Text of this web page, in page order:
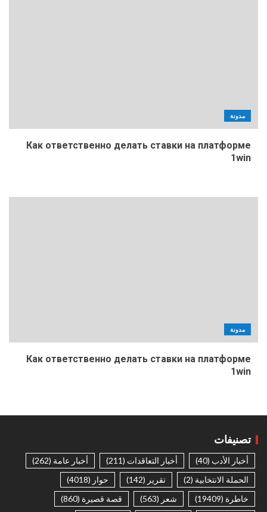
مدونة
Как ответственно делать ставки на платформе
1win
مدونة
Как ответственно делать ставки на платформе
1win
تصنيفات
أخبار الأدب (40) أخبار التعاقدات (211) أخبار عامة (262)
الحملة الانتخابية (2) تقرير (142) حوار (4018)
خاطرة (19409) شعر (563) قصة قصيرة (860)